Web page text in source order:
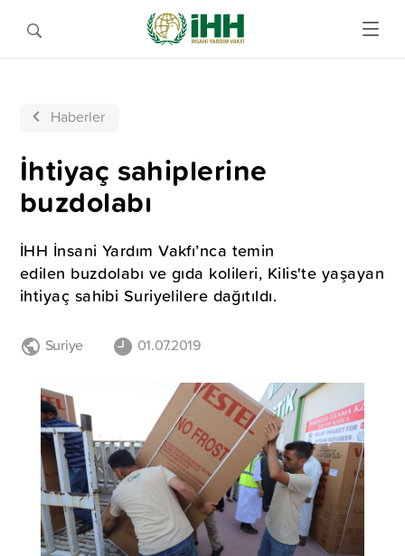
Haberler
İhtiyaç sahiplerine
buzdolabı
İHH İnsani Yardım Vakfı’nca temin
edilen buzdolabı ve gıda kolileri, Kilis'te yaşayan
ihtiyaç sahibi Suriyelilere dağıtıldı.
Suriye 01.07.2019